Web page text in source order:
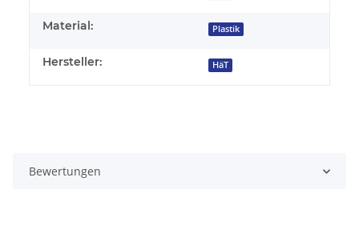
Material: Plastik
Hersteller: HäT
Bewertungen